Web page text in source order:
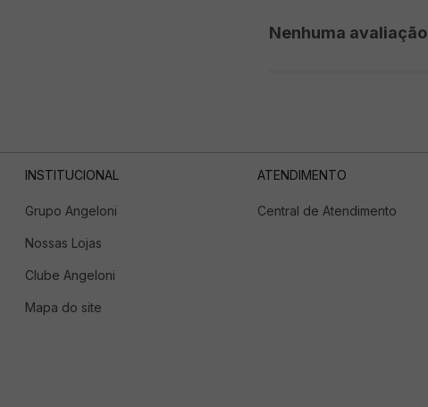
Nenhuma avaliação
INSTITUCIONAL
Grupo Angeloni
Nossas Lojas
Clube Angeloni
Mapa do site
ATENDIMENTO
Central de Atendimento